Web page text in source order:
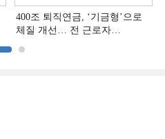
400조 퇴직연금, ‘기금형’으로
체질 개선… 전 근로자